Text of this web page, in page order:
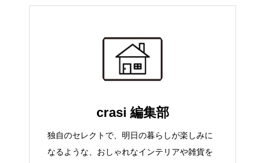
crasi 編集部
独自のセレクトで、明日の暮らしが楽しみに
なるような、おしゃれなインテリアや雑貨を